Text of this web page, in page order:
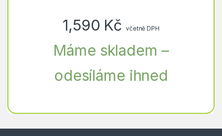
1,590 Kč včetně DPH
Máme skladem –
odesíláme ihned